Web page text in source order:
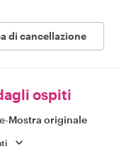
di cancellazione
ospiti
-Mostra originale